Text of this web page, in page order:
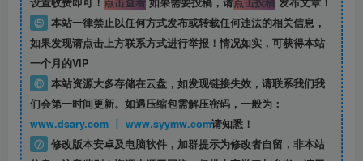
⑤ 本站一律禁止以任何方式发布或转载任何违法的相关信息，
如果发现请点击上方联系方式进行举报！情况如实，可获得本站
一个月的VIP
⑥ 本站资源大多存储在云盘，如发现链接失效，请联系我们我
们会第一时间更新。如遇压缩包需解压密码，一般为：
www.dsary.com 丨 www.syymw.com请知悉！
⑦ 修改版本安卓及电脑软件，加群提示为修改者自留， 非本站